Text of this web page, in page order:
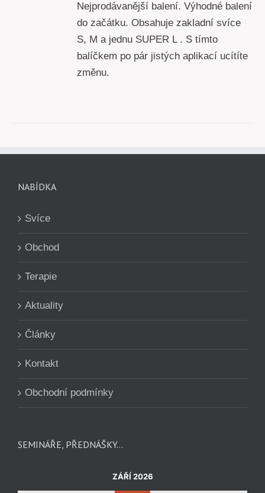
Nejprodávanější balení. Výhodné balení
do začátku. Obsahuje zakladní svíce
S, M a jednu SUPER L . S tímto
balíčkem po pár jistých aplikací ucítíte
změnu.
NABÍDKA
Svíce
Obchod
Terapie
Aktuality
Články
Kontakt
Obchodní podmínky
SEMINÁŘE, PŘEDNÁŠKY…
ZÁŘÍ 2026